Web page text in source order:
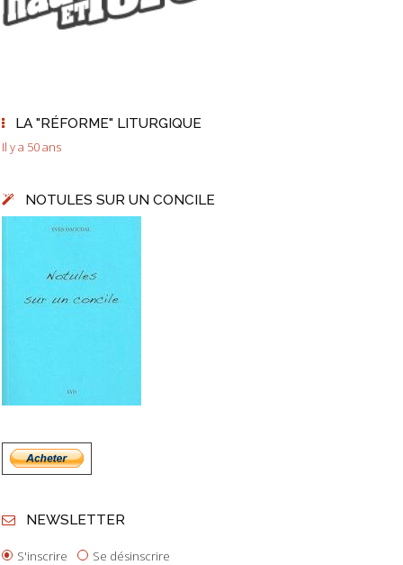
LA "RÉFORME" LITURGIQUE
Il y a 50 ans
NOTULES SUR UN CONCILE
NEWSLETTER
S'inscrire Se désinscrire